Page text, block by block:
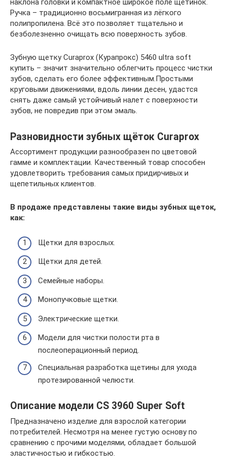
наклона головки и компактное широкое поле щетинок.
Ручка – традиционно восьмигранная из лёгкого
полипропилена. Всё это позволяет тщательно и
безболезненно очищать всю поверхность зубов.
Зубную щетку Curaprox (Курапрокс) 5460 ultra soft
купить – значит значительно облегчить процесс чистки
зубов, сделать его более эффективным.Простыми
круговыми движениями, вдоль линии десен, удастся
снять даже самый устойчивый налет с поверхности
зубов, не повредив при этом эмаль.
Разновидности зубных щёток Curaprox
Ассортимент продукции разнообразен по цветовой
гамме и комплектации. Качественный товар способен
удовлетворить требования самых придирчивых и
щепетильных клиентов.
В продаже представлены такие виды зубных щеток,
как:
Щетки для взрослых.
Щетки для детей.
Семейные наборы.
Монопучковые щетки.
Электрические щетки.
Модели для чистки полости рта в
послеоперационный период.
Специальная разработка щетины для ухода
протезированной челюсти.
Описание модели CS 3960 Super Soft
Предназначено изделие для взрослой категории
потребителей. Несмотря на менее густую основу по
сравнению с прочими моделями, обладает большой
эластичностью и гибкостью.